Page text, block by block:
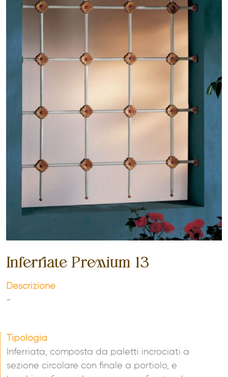
Inferriate Premium 13
Descrizione
-
Tipologia
Inferriata, composta da paletti incrociati a
sezione circolare con finale a portiolo, e